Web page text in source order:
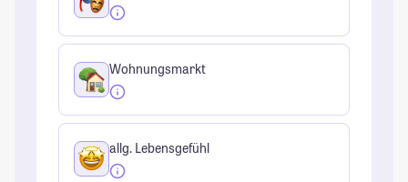
Wohnungsmarkt
allg. Lebensgefühl